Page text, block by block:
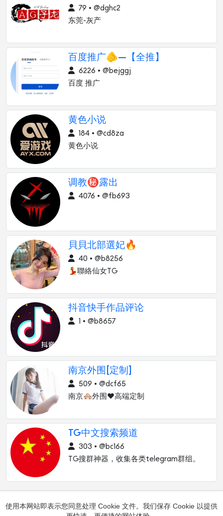
79 • @dghc2
东莞-灰产
百度推广🫵—【全推】
6226 • @bejggj
百度 推广
黄色小说
184 • @cd8za
黄色小说
调教㊙️露出
4076 • @fb693
貝貝北部選妃🔥
40 • @b8256
💃聯絡仙女TG
抖音快手作品评论
1 • @b8657
南京外围[定制]
509 • @dcf65
南京🏘外围❤️高端定制
TG中文搜索频道
303 • @bc166
TG搜群神器，收集各类telegram群组。
使用本网站即表示您同意处理 Cookie 文件。我们保存 Cookie 以提供